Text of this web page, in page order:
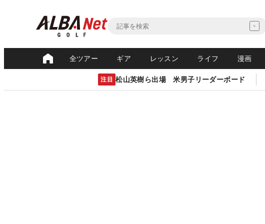
全ツアー ギア レッスン ライフ 漫画
注目 松山英樹ら出場 米男子リーダーボード